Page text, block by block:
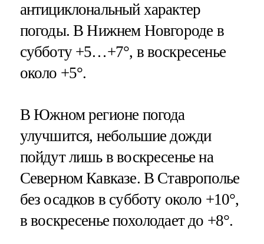
антициклональный характер
погоды. В Нижнем Новгороде в
субботу +5…+7°, в воскресенье
около +5°.
В Южном регионе погода
улучшится, небольшие дожди
пойдут лишь в воскресенье на
Северном Кавказе. В Ставрополье
без осадков в субботу около +10°,
в воскресенье похолодает до +8°.